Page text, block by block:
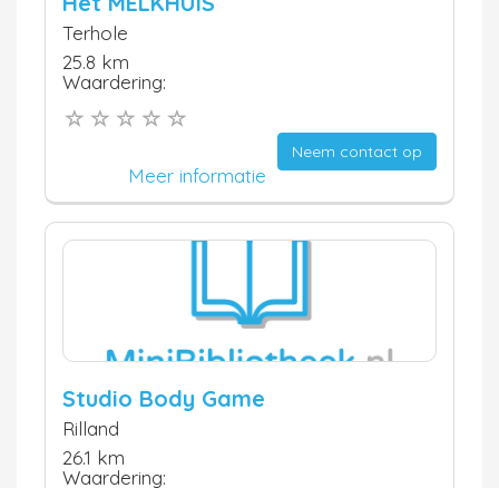
Terhole
25.8 km
Waardering:
Neem contact op
Meer informatie
Studio Body Game
Rilland
26.1 km
Waardering: